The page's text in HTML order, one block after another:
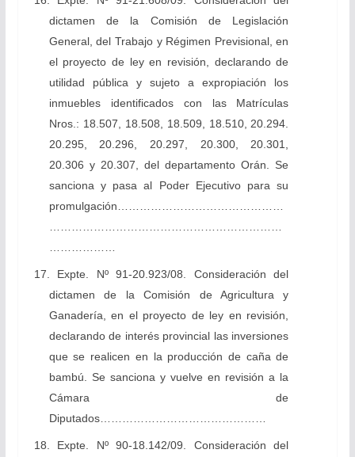
dictamen de la Comisión de Legislación
General, del Trabajo y Régimen Previsional, en
el proyecto de ley en revisión, declarando de
utilidad pública y sujeto a expropiación los
inmuebles identificados con las Matrículas
Nros.: 18.507, 18.508, 18.509, 18.510, 20.294.
20.295, 20.296, 20.297, 20.300, 20.301,
20.306 y 20.307, del departamento Orán. Se
sanciona y pasa al Poder Ejecutivo para su
promulgación………………………………………
………………………………………………………
………………
17. Expte. Nº 91-20.923/08. Consideración del
dictamen de la Comisión de Agricultura y
Ganadería, en el proyecto de ley en revisión,
declarando de interés provincial las inversiones
que se realicen en la producción de caña de
bambú. Se sanciona y vuelve en revisión a la
Cámara de
Diputados………………………………………
18. Expte. Nº 90-18.142/09. Consideración del